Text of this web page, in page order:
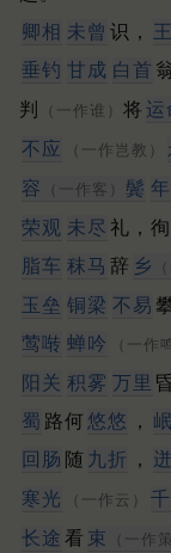
卿相 未曾 识，
垂钓 甘成 白首
判
（一作谁） 将 运
不应
（一作岂教）
容
（一作客） 鬓
荣观 未尽 礼，
脂车 秣马 辞 乡
玉垒 铜梁 不易
莺啭 蝉吟 （一作
阳关 积雾 万里
蜀 路何 悠悠 ，
回肠 随 九折 ，
寒光
（一作云）
长途 看 束 （一作